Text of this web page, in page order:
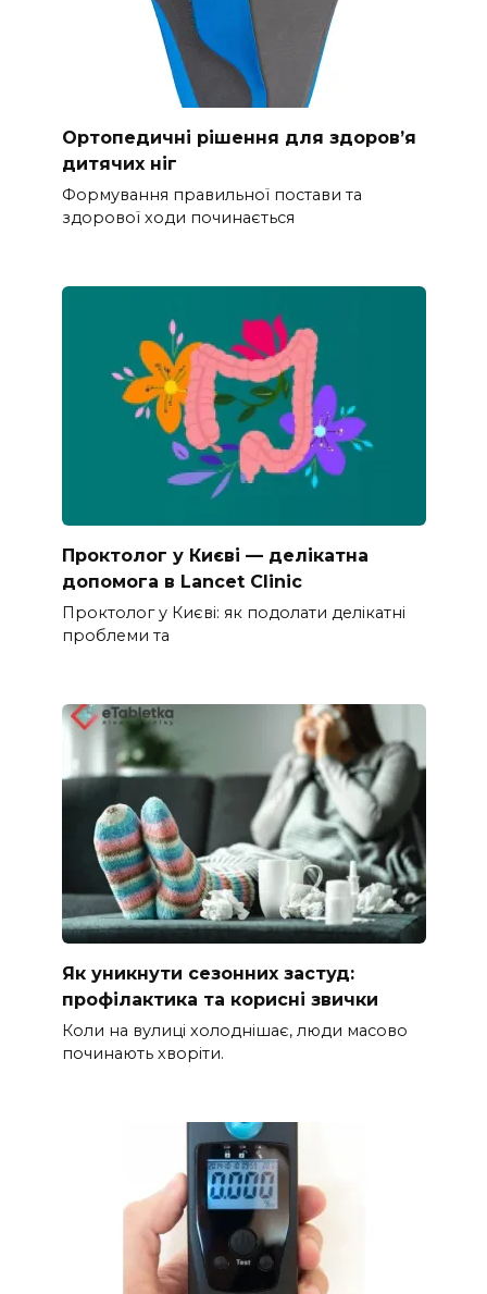
Ортопедичні рішення для здоров’я
дитячих ніг
Формування правильної постави та
здорової ходи починається
Проктолог у Києві — делікатна
допомога в Lancet Clinic
Проктолог у Києві: як подолати делікатні
проблеми та
Як уникнути сезонних застуд:
профілактика та корисні звички
Коли на вулиці холоднішає, люди масово
починають хворіти.